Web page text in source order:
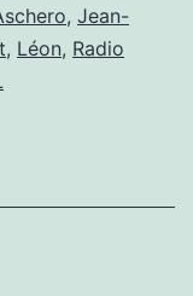
, Jean-
, Léon, Radio